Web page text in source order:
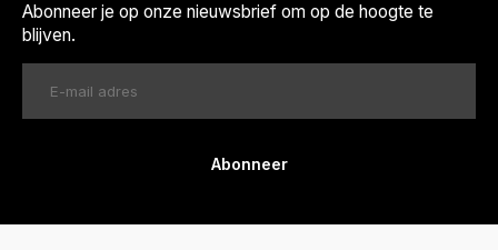
Abonneer je op onze nieuwsbrief om op de hoogte te
blijven.
Abonneer